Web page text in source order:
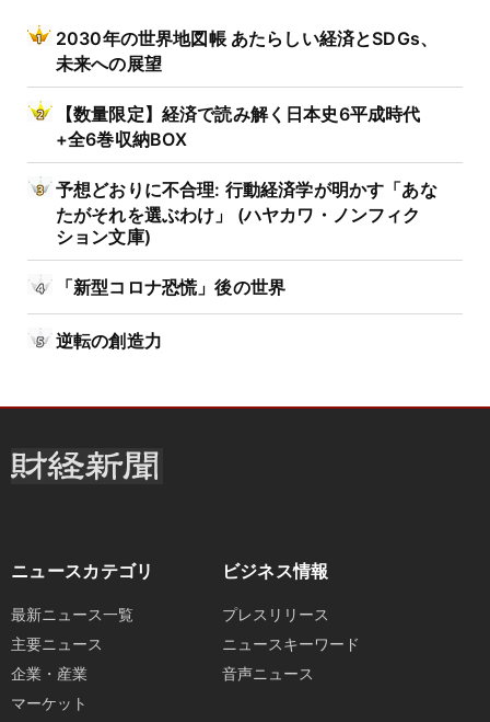
2030年の世界地図帳 あたらしい経済とSDGs、
未来への展望
【数量限定】経済で読み解く日本史6平成時代
+全6巻収納BOX
予想どおりに不合理: 行動経済学が明かす「あな
たがそれを選ぶわけ」 (ハヤカワ・ノンフィク
ション文庫)
「新型コロナ恐慌」後の世界
逆転の創造力
ニュースカテゴリ
最新ニュース一覧
主要ニュース
企業・産業
マーケット
ビジネス情報
プレスリリース
ニュースキーワード
音声ニュース